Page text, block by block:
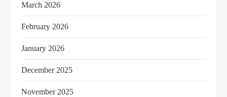
March 2026
February 2026
January 2026
December 2025
November 2025